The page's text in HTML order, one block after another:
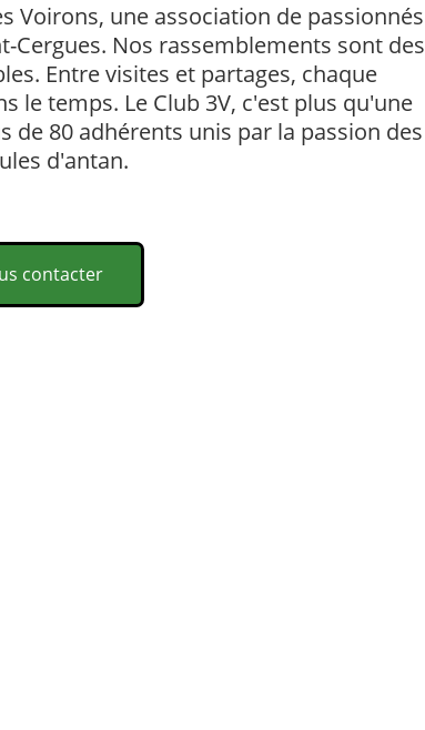
Voirons, une association de passionnés
Cergues. Nos rassemblements sont des
Entre visites et partages, chaque
le temps. Le Club 3V, c'est plus qu'une
de 80 adhérents unis par la passion des
d'antan.
contacter